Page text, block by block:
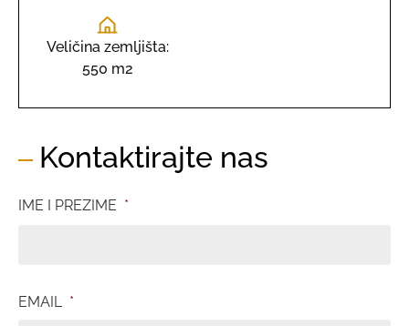
Veličina zemljišta:
550 m2
Kontaktirajte nas
IME I PREZIME *
EMAIL *